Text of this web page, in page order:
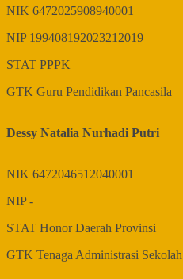
NIK 6472025908940001
NIP 199408192023212019
STAT PPPK
GTK Guru Pendidikan Pancasila
Dessy Natalia Nurhadi Putri
NIK 6472046512040001
NIP-
STAT Honor Daerah Provinsi
GTK Tenaga Administrasi Sekolah